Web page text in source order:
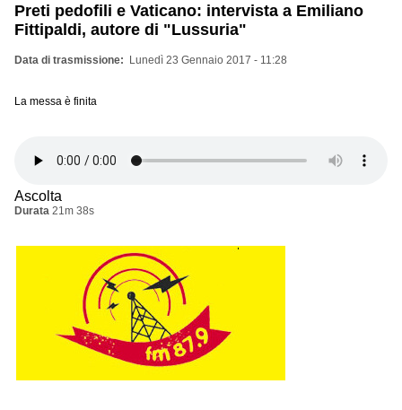
Preti pedofili e Vaticano: intervista a Emiliano
Fittipaldi, autore di "Lussuria"
Data di trasmissione Lunedì 23 Gennaio 2017 - 11:28
La messa è finita
Ascolta
Durata 21m 38s